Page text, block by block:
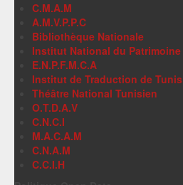
C.M.A.M
A.M.V.P.P.C
Bibliothèque Nationale
Institut National du Patrimoine
E.N.P.F.M.C.A
Institut de Traduction de Tunis
Théâtre National Tunisien
O.T.D.A.V
C.N.C.I
M.A.C.A.M
C.N.A.M
C.C.I.H